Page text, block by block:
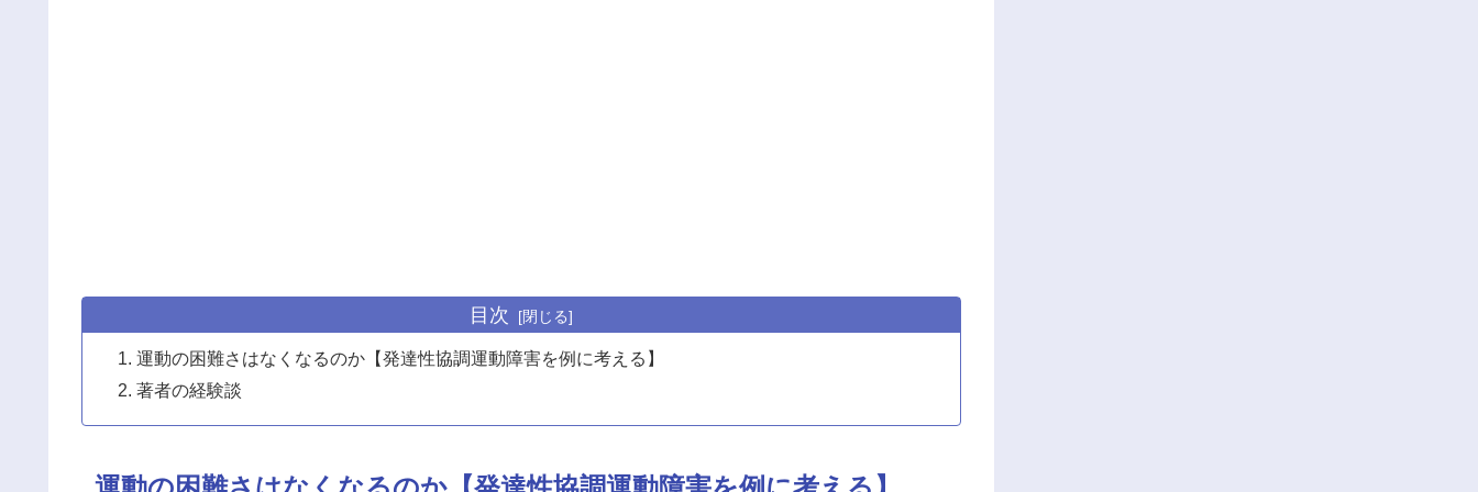
目次
運動の困難さはなくなるのか【発達性協調運動障害を例に考える】
著者の経験談